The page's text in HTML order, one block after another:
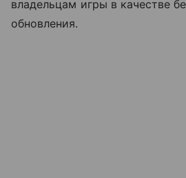
владельцам игры в качестве
обновления.